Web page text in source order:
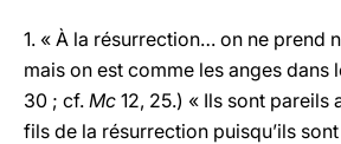
1. « À la résurrection… on ne prend
mais on est comme les anges dans
30 ; cf. Mc 12, 25.) « Ils sont pareils
fils de la résurrection puisqu’ils